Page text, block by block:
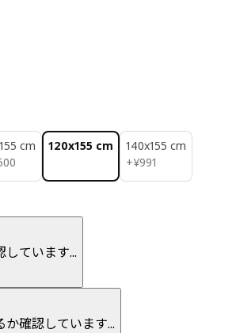
cm
120x155 cm
140x155 cm
+¥991
¥ 991
ています...
確認しています...